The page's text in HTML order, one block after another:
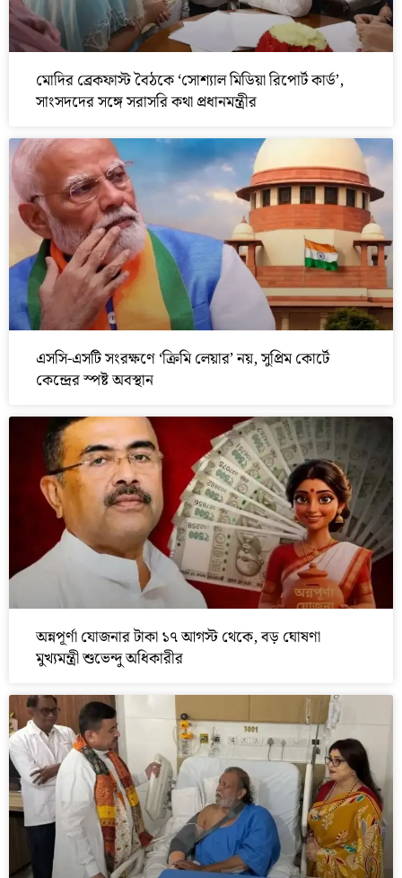
মোদির ব্রেকফাস্ট বৈঠকে ‘সোশ্যাল মিডিয়া রিপোর্ট কার্ড’,
সাংসদদের সঙ্গে সরাসরি কথা প্রধানমন্ত্রীর
এসসি-এসটি সংরক্ষণে ‘ক্রিমি লেয়ার’ নয়, সুপ্রিম কোর্টে
কেন্দ্রের স্পষ্ট অবস্থান
অন্নপূর্ণা যোজনার টাকা ১৭ আগস্ট থেকে, বড় ঘোষণা
মুখ্যমন্ত্রী শুভেন্দু অধিকারীর